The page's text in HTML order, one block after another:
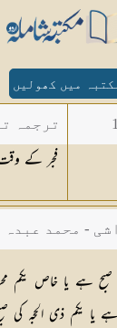
میں کھولیں
ترجمہ
لبیان
لقمان
فجر کے
- محمد عبدہ
صبح ہے یا خاص یکم
یا یکم ذی الحجہ کی